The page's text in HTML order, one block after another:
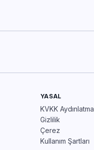
YASAL
KVKK Aydınlatma
Gizlilik
Çerez
Kullanım Şartları